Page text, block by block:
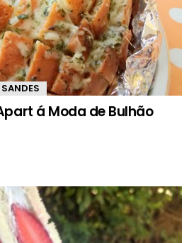
SANDES
á Moda de Bulhão